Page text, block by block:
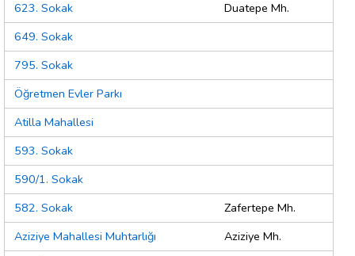
623. Sokak
Duatepe Mh.
649. Sokak
795. Sokak
Öğretmen Evler Parkı
Atilla Mahallesi
593. Sokak
590/1. Sokak
582. Sokak
Zafertepe Mh.
Aziziye Mahallesi Muhtarlığı
Aziziye Mh.